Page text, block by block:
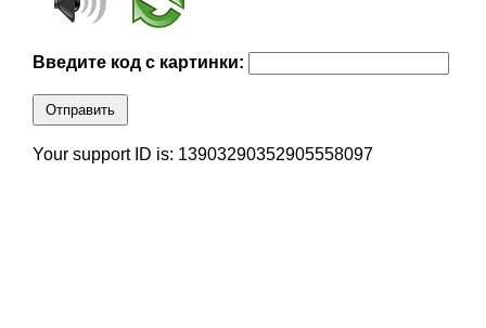
Введите код с картинки:
Отправить
Your support ID is: 13903290352905558097